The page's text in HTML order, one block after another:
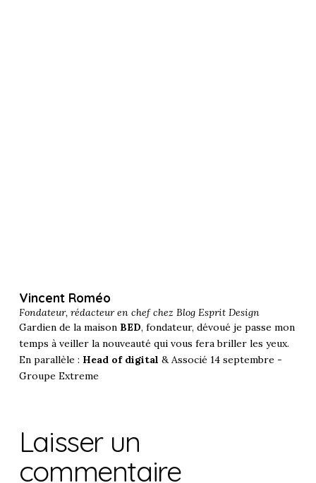
Vincent Roméo
Fondateur, rédacteur en chef chez Blog Esprit Design
Gardien de la maison BED, fondateur, dévoué je passe mon
temps à veiller la nouveauté qui vous fera briller les yeux.
En parallèle : Head of digital & Associé 14 septembre -
Groupe Extreme
Laisser un
commentaire